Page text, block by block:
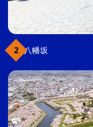
八幡坂